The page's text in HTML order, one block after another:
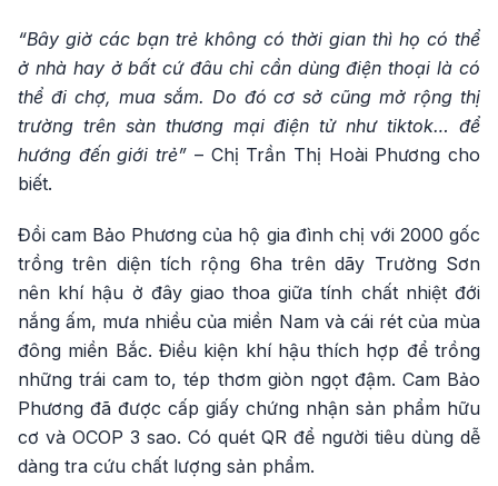
“Bây giờ các bạn trẻ không có thời gian thì họ có thể
ở nhà hay ở bất cứ đâu chỉ cần dùng điện thoại là có
thể đi chợ, mua sắm. Do đó cơ sở cũng mở rộng thị
trường trên sàn thương mại điện tử như tiktok… để
hướng đến giới trẻ” – Chị Trần Thị Hoài Phương cho
biết.
Đồi cam Bảo Phương của hộ gia đình chị với 2000 gốc
trồng trên diện tích rộng 6ha trên dãy Trường Sơn
nên khí hậu ở đây giao thoa giữa tính chất nhiệt đới
nắng ấm, mưa nhiều của miền Nam và cái rét của mùa
đông miền Bắc. Điều kiện khí hậu thích hợp để trồng
những trái cam to, tép thơm giòn ngọt đậm. Cam Bảo
Phương đã được cấp giấy chứng nhận sản phẩm hữu
cơ và OCOP 3 sao. Có quét QR để người tiêu dùng dễ
dàng tra cứu chất lượng sản phẩm.